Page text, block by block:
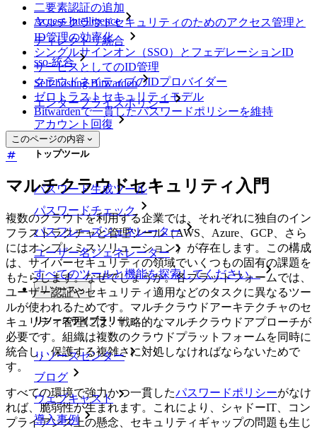
Access Intelligence
ディレクトリ統合
sso-統合
Self-hosting Bitwarden
エンタープライズポリシー
アカウント回復
トップツール
パスワード生成ツール
パスワードチェック
パスフレーズジェネレーター
ユーザー名ジェネレーター
すべてのツールと機能を探索してください。
リソース
リソースライブラリー
リソースセンター
ブログ
ウェブキャスト
導入事例
二要素認証の追加
マルチクラウドセキュリティのためのアクセス管理と
ID管理の効率化
シングルサインオン（SSO）とフェデレーションID
サービスとしてのID管理
クラウドネイティブのIDプロバイダー
ゼロトラストセキュリティモデル
Bitwardenで一貫したパスワードポリシーを維持
このページの内容
マルチクラウドセキュリティ入門
複数のクラウドを利用する企業では、それぞれに独自のイン
フラストラクチャと管理ツール（AWS、Azure、GCP、さら
にはオンプレミスソリューション）が存在します。この構成
は、サイバーセキュリティの領域でいくつもの固有の課題を
もたらします。なぜでしょうか。各プラットフォームでは、
ユーザー認証やセキュリティ適用などのタスクに異なるツー
ルが使われるためです。マルチクラウドアーキテクチャのセ
キュリティ管理には、戦略的なマルチクラウドアプローチが
必要です。組織は複数のクラウドプラットフォームを同時に
統合し、保護する複雑さに対処しなければならないためで
す。
すべての環境で強力かつ一貫したパスワードポリシーがなけ
れば、脆弱性が生まれます。これにより、シャドーIT、コン
プライアンス上の懸念、セキュリティギャップの問題も生じ